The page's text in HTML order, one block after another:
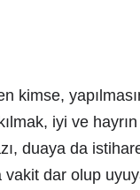
iyi ve
duaya da
dar olup